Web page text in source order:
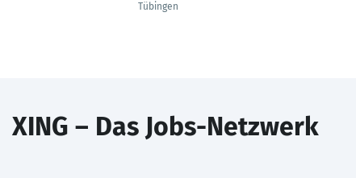
Tübingen
XING – Das Jobs-Netzwerk